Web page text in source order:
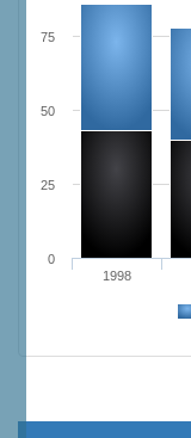
1998
0
25
50
75